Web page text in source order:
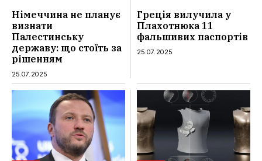
Німеччина не планує
визнати
Палестинську
державу: що стоїть за
рішенням
25.07.2025
Греція вилучила у
Плахотнюка 11
фальшивих паспортів
25.07.2025